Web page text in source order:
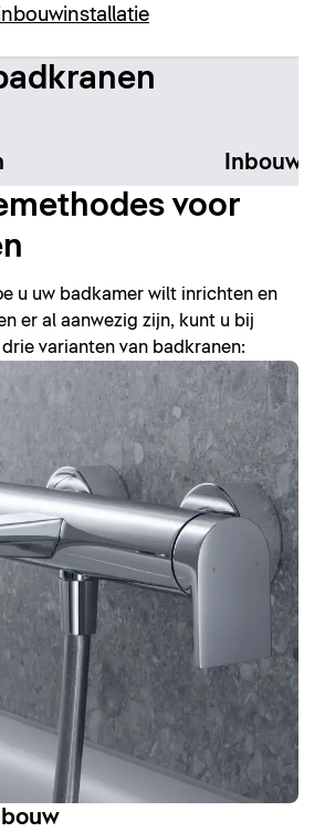
Inbouw-
voor
u uw badkamer wilt inrichten en
er al aanwezig zijn, kunt u bij
varianten van badkranen: